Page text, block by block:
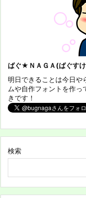
ばぐ★ＮＡＧＡ(ばぐす
明日できることは今日や
ムや自作フォントを作
きです！
検索